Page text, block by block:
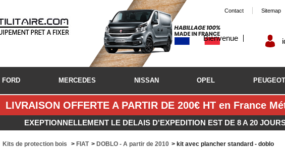
Contact Sitemap
Bienvenue
FORD MERCEDES NISSAN OPEL
LIVRAISON OFFERTE A PARTIR DE 200€ HT en France
EXEPTIONNELLEMENT LE DELAIS D'EXPEDITION EST DE 8 A 20
Kits de protection bois > FIAT > DOBLO - A partir de 2010 > kit avec plancher standard - doblo